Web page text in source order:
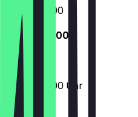
09:00 - 18:00
09:00 - 18:00
09:00 - 18:00 Uhr